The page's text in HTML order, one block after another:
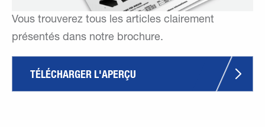
Vous trouverez tous les articles clairement
présentés dans notre brochure.
TÉLÉCHARGER L'APERÇU